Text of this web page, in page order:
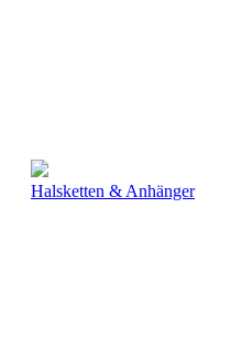
Halsketten & Anhänger